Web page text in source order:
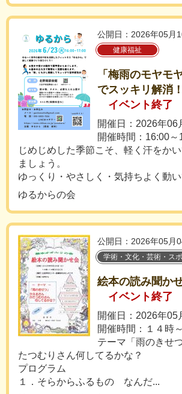
公開日：2026年05月
健康福祉
「梅雨のモヤモ
でスッキリ解消！
イベント終了
開催日：2026年06
開催時間：16:00～
じめじめした季節こそ、軽く汗をか
ましょう。
ゆっくり・やさしく・気持ちよく動
ゆるからの会
公開日：2026年05月
学術・文化・芸術・ス
絵本の読み聞か
イベント終了
開催日：2026年05
開催時間：１４時
テーマ「雨のきせ
たつむりさん何してるかな？
プログラム
１．そらからふるもの なんだ...